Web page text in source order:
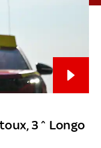
3^ Longo